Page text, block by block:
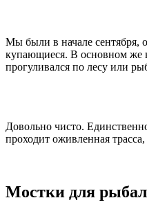
Мы были в начале сентября,
купающиеся. В основном же
прогуливался по лесу или
Довольно чисто.
проходит оживленная
Мостки для